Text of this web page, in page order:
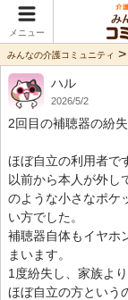
メニュー
みんなの介護コミュニティ >
ハル
2026/5/2
2回目の補聴器の紛
ほぼ自立の利用者で
以前から本人が外し
のような小さなポケ
い方でした。
補聴器自体もイヤホ
まいます。
1度紛失し、家族よ
ほぼ自立の方という